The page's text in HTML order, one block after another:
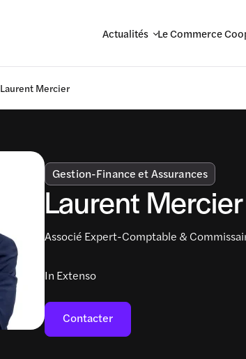
Actualités Le Commerce
Laurent Mercier
Gestion-Finance et Assurances
Laurent Mercier
Associé Expert-Comptable &
In Extenso
Contacter